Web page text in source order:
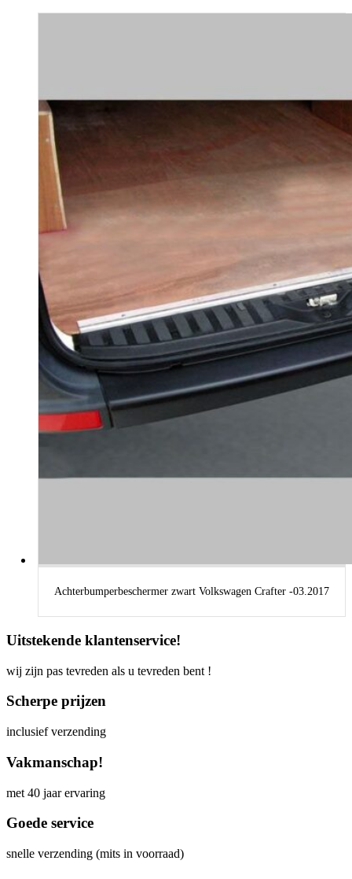
Achterbumperbeschermer zwart Volkswagen Crafter -03.2017
Uitstekende klantenservice!
wij zijn pas tevreden als u tevreden bent !
Scherpe prijzen
inclusief verzending
Vakmanschap!
met 40 jaar ervaring
Goede service
snelle verzending (mits in voorraad)